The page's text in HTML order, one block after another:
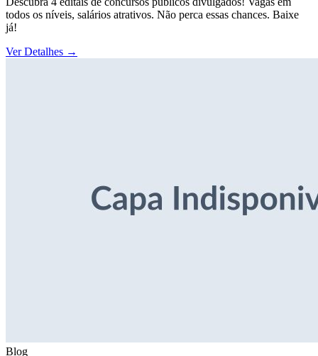
todos os níveis, salários atrativos. Não perca essas chances. Baixe
já!
Ver Detalhes →
Blog